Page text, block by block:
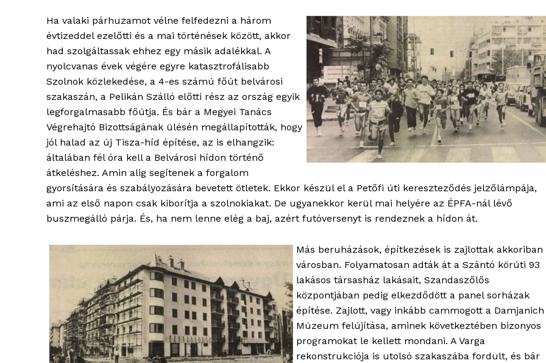
blogSZOLNOK
szubjektív
élményportál
Hasznos
bSZ fiók
Előfizetés
Kapcsolat
Adatkezelési tájékoztató
Hirdetés
Ha valaki párhuzamot vélne felfedezni a három
évtizeddel ezelőtti és a mai történések között, akkor
had szolgáltassak ehhez egy másik adalékkal. A
nyolcvanas évek végére egyre katasztrofálisabb
Szolnok közlekedése, a 4-es számú főút belvárosi
szakaszán, a Pelikán Szálló előtti rész az ország egyik
legforgalmasabb főútja. És bár a Megyei Tanács
Végrehajtó Bizottságának ülésén megállapították, hogy
jól halad az új Tisza-híd építése, az is elhangzik:
általában fél óra kell a Belvárosi hídon történő
átkeléshez. Amin alig segítenek a forgalom
gyorsítására és szabályozására bevetett ötletek. Ekkor készül el a Petőfi úti kereszteződés jelzőlámpája,
ami az első napon csak kiborítja a szolnokiakat. De ugyanekkor kerül mai helyére az ÉPFA-nál lévő
buszmegálló párja. És, ha nem lenne elég a baj, azért futóversenyt is rendeznek a hídon át.
Más beruházások, építkezések is zajlottak akkoriban
városban. Folyamatosan adták át a Szántó körúti 93
lakásos társasház lakásait, Szandaszőlős
központjában pedig elkezdődött a panel sorházak
építése. Zajlott, vagy inkább cammogott a Damjanich
Múzeum felújítása, aminek következtében bizonyos
programokat le kellett mondani. A Varga
rekonstrukciója is utolsó szakaszába fordult, és bár